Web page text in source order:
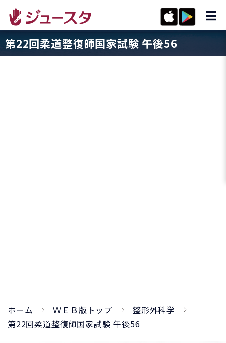
第22回柔道整復師国家試験 午後56
ホーム ＷＥＢ版トップ
整形外科学
第22回柔道整復師国家試験 午後56